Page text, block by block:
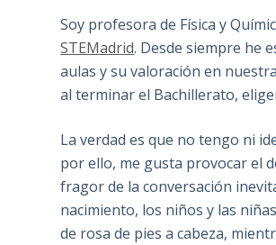
Soy profesora de Física y
STEMadrid. Desde siempre he
aulas y su valoración en
al terminar el Bachillerato,
La verdad es que no tengo ni
por ello, me gusta provocar el
fragor de la conversación
nacimiento, los niños y las
de rosa de pies a cabeza,